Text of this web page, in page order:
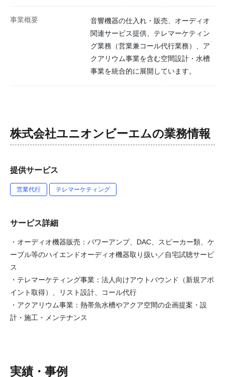
事業概要
音響機器の仕入れ・販売、オーディオ
関連サービス提供、テレマーケティン
グ業務（営業兼コール代行業務）、ア
クアリウム事業を含む空間設計・水槽
事業を統合的に展開しています。
株式会社ユニオンビーエムの業務情報
提供サービス
営業代行 テレマーケティング
サービス詳細
・オーディオ機器販売：パワーアンプ、DAC、スピーカー類、ケ
ーブル等のハイエンドオーディオ機器取り扱い／自宅試聴サービ
ス
・テレマーケティング事業：法人向けアウトバウンド（新規アポ
イント取得）、リスト設計、コール代行
・アクアリウム事業：熱帯魚水槽やアクア空間の企画提案・設
計・施工・メンテナンス
実績・事例